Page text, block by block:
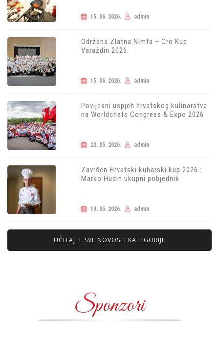
15. 06. 2026. admin
Održana Zlatna Nimfa – Cro Kup
Varaždin 2026.
15. 06. 2026. admin
Povijesni uspjeh hrvatskog kulinarstva
na Worldchefs Congress & Expo 2026
22. 05. 2026. admin
Završen Hrvatski kuharski kup 2026.:
Marko Hudin ukupni pobjednik
13. 05. 2026. admin
UČITAJTE SVE NOVOSTI KATEGORIJE
Sponzori